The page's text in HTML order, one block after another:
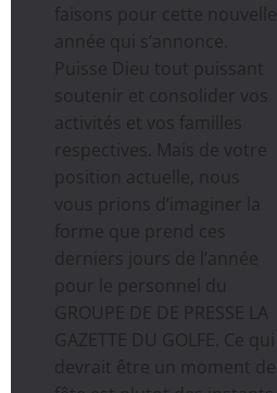
faisons pour cette nouvelle
année qui s’annonce.
Puisse Dieu tout puissant
soutenir et consolider vos
activités et vos familles
respectives. Mais de votre
position actuelle, nous
vous prions d’imaginer la
forme que prend ces
derniers jours de l’année
pour le personnel du
GROUPE DE DE PRESSE LA
GAZETTE DU GOLFE. Ce qui
devrait être un moment de